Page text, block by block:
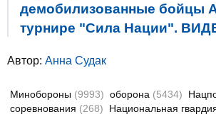
демобилизованные бойцы
турнире "Сила Нации".
Автор: Анна Судак
Минобороны (9993) оборона (5434)
соревнования (268) Национальная